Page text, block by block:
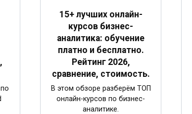
15+ лучших онлайн-
курсов бизнес-
аналитика: обучение
платно и бесплатно.
Рейтинг 2026,
сравнение, стоимость.
В этом обзоре разберём ТОП
онлайн-курсов по бизнес-
аналитике.